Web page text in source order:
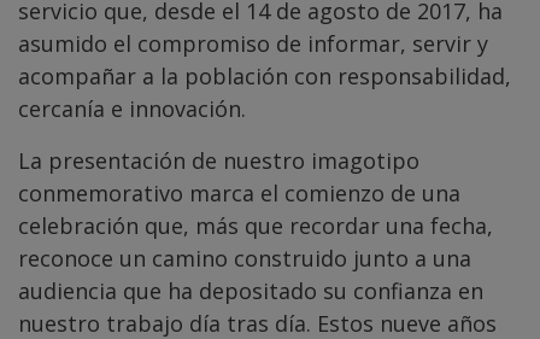
servicio que, desde el 14 de agosto de 2017, ha
asumido el compromiso de informar, servir y
acompañar a la población con responsabilidad,
cercanía e innovación.
La presentación de nuestro imagotipo
conmemorativo marca el comienzo de una
celebración que, más que recordar una fecha,
reconoce un camino construido junto a una
audiencia que ha depositado su confianza en
nuestro trabajo día tras día. Estos nueve años